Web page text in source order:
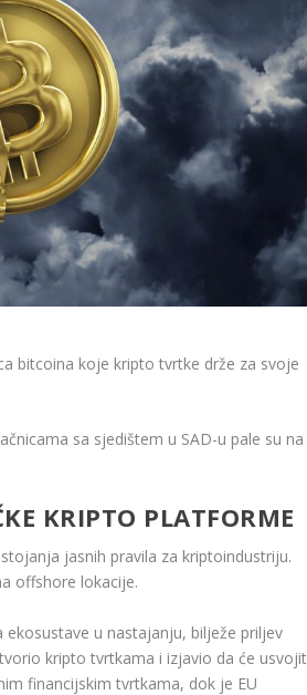
bitcoina koje kripto tvrtke drže za svoje
sa sjedištem u SAD-u pale su na
KRIPTO PLATFORME
jasnih pravila za kriptoindustriju.
offshore lokacije.
u nastajanju, bilježe priljev
kripto tvrtkama i izjavio da će
financijskim tvrtkama, dok je EU